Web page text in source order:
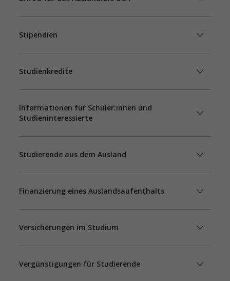
Stipendien
Studienkredite
Informationen für Schüler:innen und
Studieninteressierte
Studierende aus dem Ausland
Finanzierung eines Auslandsaufenthalts
Versicherungen im Studium
Vergünstigungen für Studierende